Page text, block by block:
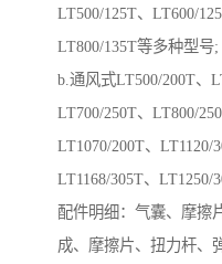
LT500/125T、LT600/
LT800/135T等多种型号;
b.通风式LT500/200T、
LT700/250T、LT800/
LT1070/200T、LT1120/
LT1168/305T、LT1250/
配件明细：气囊、摩擦
成、摩擦片、扭力杆、